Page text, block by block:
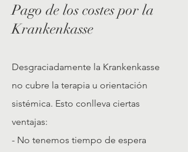
Pago de los costes por la
Krankenkasse
Desgraciadamente la Krankenkasse
no cubre la terapia u orientación
sistémica. Esto conlleva ciertas
ventajas:
- No tenemos tiempo de espera